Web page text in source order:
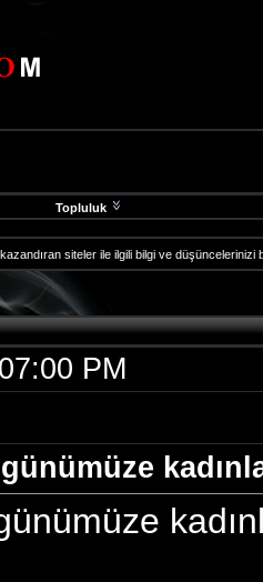
Topluluk
siteler ile ilgili bilgi ve
PM